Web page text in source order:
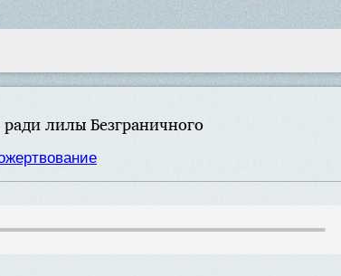
лилы Безграничного